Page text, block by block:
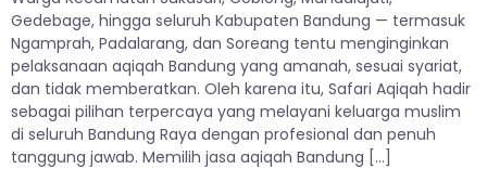
Gedebage, hingga seluruh Kabupaten Bandung — termasuk
Ngamprah, Padalarang, dan Soreang tentu menginginkan
pelaksanaan aqiqah Bandung yang amanah, sesuai syariat,
dan tidak memberatkan. Oleh karena itu, Safari Aqiqah hadir
sebagai pilihan terpercaya yang melayani keluarga muslim
di seluruh Bandung Raya dengan profesional dan penuh
tanggung jawab. Memilih jasa aqiqah Bandung […]